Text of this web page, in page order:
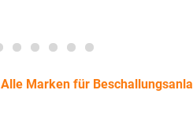
Alle Marken für